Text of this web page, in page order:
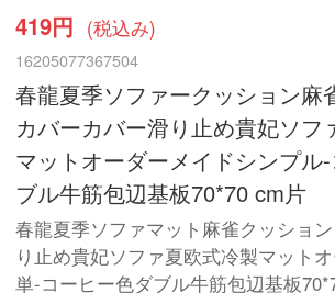
419円 (税込み)
16205077367504
春龍夏季ソファークッション麻
カバーカバー滑り止め貴妃ソフ
マットオーダーメイドシンプル
ブル牛筋包辺基板70*70 cm片
春龍夏季ソファマット麻雀クッショ
り止め貴妃ソファ夏欧式冷製マット
単-コーヒー色ダブル牛筋包辺基板